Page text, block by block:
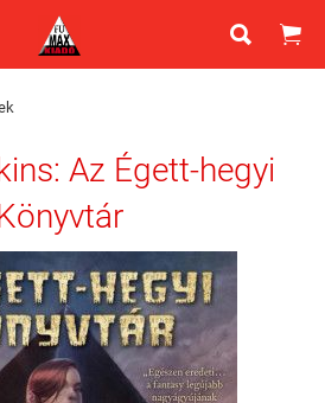
 
Az Égett-hegyi